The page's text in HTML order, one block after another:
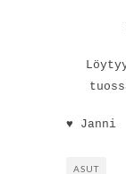
♥ Janni
ASUT